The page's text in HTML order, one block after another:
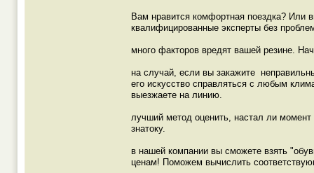
Вам нравится комфортная поездка? Или
квалифицированные эксперты без
много факторов вредят вашей резине.
на случай, если вы закажите
его искусство справляться с любым
выезжаете на линию.
лучший метод оценить, настал ли
знатоку.
в нашей компании вы сможете взять
ценам! Поможем вычислить